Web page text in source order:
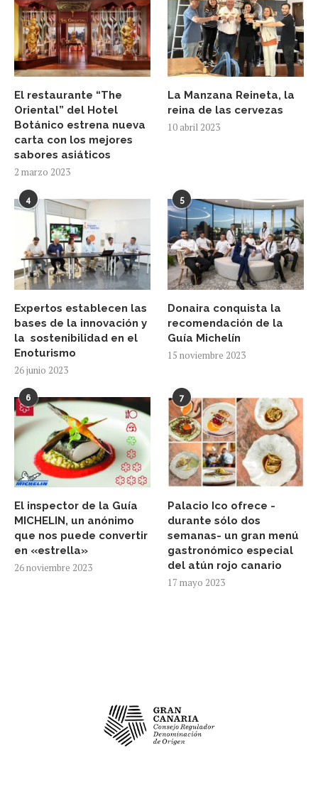
El restaurante “The
Oriental” del Hotel
Botánico estrena nueva
carta con los mejores
sabores asiáticos
2 marzo 2023
La Manzana Reineta, la
reina de las cervezas
10 abril 2023
4
Expertos establecen las
bases de la innovación y
la sostenibilidad en el
Enoturismo
26 junio 2023
5
Donaira conquista la
recomendación de la
Guía Michelín
15 noviembre 2023
6
El inspector de la Guía
MICHELIN, un anónimo
que nos puede convertir
en «estrella»
26 noviembre 2023
7
Palacio Ico ofrece -
durante sólo dos
semanas- un gran menú
gastronómico especial
del atún rojo canario
17 mayo 2023